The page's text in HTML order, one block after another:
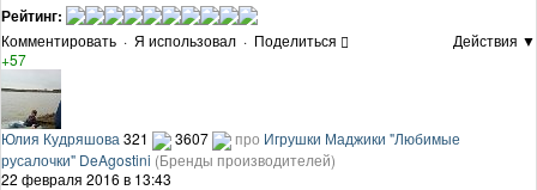
Рейтинг:
Комментировать · Я использовал · Поделиться
Действия ▼
+57
Юлия Кудряшова 321 3607 про Игрушки Маджики "Любимые
русалочки" DeAgostini (Бренды производителей)
22 февраля 2016 в 13:43